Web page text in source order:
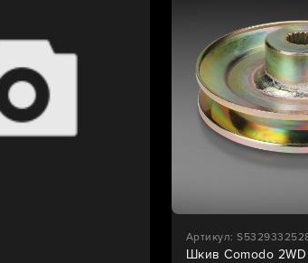
Артикул:
Шкив Comodo 2WD